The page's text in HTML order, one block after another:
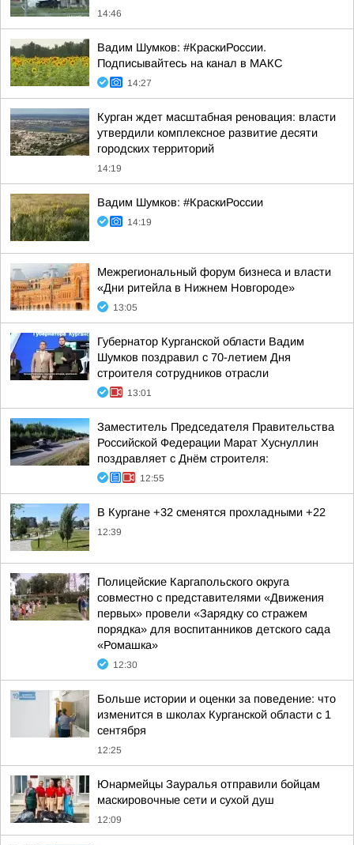
14:46
Вадим Шумков: #КраскиРоссии.
Подписывайтесь на канал в МАКС
14:27
Курган ждет масштабная реновация: власти
утвердили комплексное развитие десяти
городских территорий
14:19
Вадим Шумков: #КраскиРоссии
14:19
Межрегиональный форум бизнеса и власти
«Дни ритейла в Нижнем Новгороде»
13:05
Губернатор Курганской области Вадим
Шумков поздравил с 70-летием Дня
строителя сотрудников отрасли
13:01
Заместитель Председателя Правительства
Российской Федерации Марат Хуснуллин
поздравляет с Днём строителя:
12:55
В Кургане +32 сменятся прохладными +22
12:39
Полицейские Каргапольского округа
совместно с представителями «Движения
первых» провели «Зарядку со стражем
порядка» для воспитанников детского сада
«Ромашка»
12:30
Больше истории и оценки за поведение: что
изменится в школах Курганской области с 1
сентября
12:25
Юнармейцы Зауралья отправили бойцам
маскировочные сети и сухой душ
12:09